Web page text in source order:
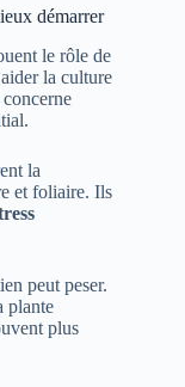
démarrer
le rôle de
la culture
la
et foliaire. Ils
peut peser.
plante
plus